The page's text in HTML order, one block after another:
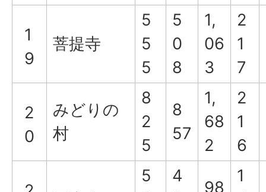
1
9
菩提寺
5
5
5
5
0
8
1,
06
3
2
1
7
2
0
みどりの
村
8
2
5
8
57
1,
68
2
2
1
6
5
4
98
1